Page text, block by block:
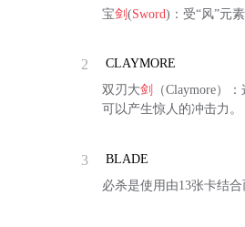
宝剑(Sword)：受“风”元
2
CLAYMORE
双刃大剑 （Claymore）
可以产生惊人的冲击力。
3
BLADE
必杀是使用由13张卡结